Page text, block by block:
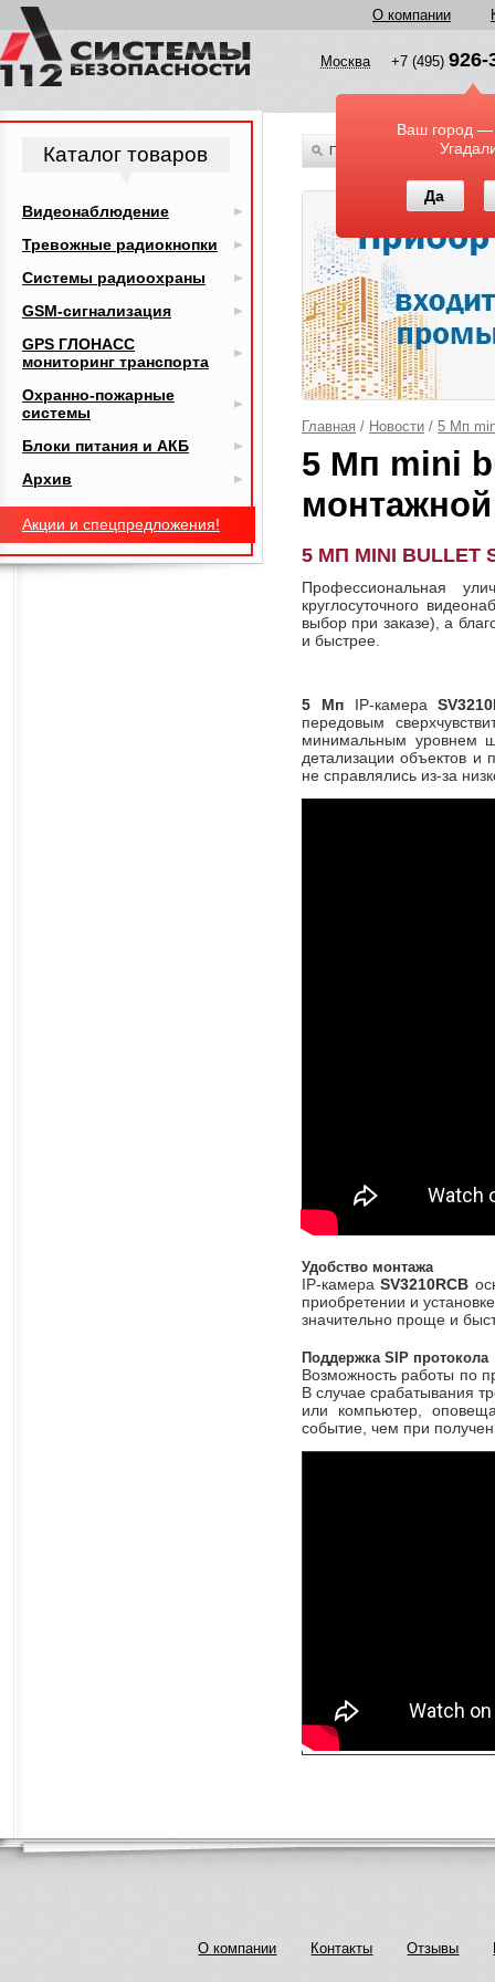
О компании
Москва +7 (495) 926-
Ваш город —
Да
По всему каталогу
Главная / Новости / 5 Мп
5 Мп mini
5 МП MINI
Профессиональная
круглосуточного
выбор при заказе), а
и быстрее.
5 МпIP-камера
передовым
минимальным уровнем
детализации объектов и
не справлялись из-за
Удобство монтажа
IP-камераSV3210RCB
приобретении и
значительно проще и
Поддержка SIP протокола
Возможность работы по
В случае срабатывания
или компьютер,
событие, чем при
Каталог товаров
Видеонаблюдение
Тревожные радиокнопки
Системы радиоохраны
GSM-сигнализация
GPS ГЛОНАСС
мониторинг транспорта
Охранно-пожарные
системы
Блоки питания и АКБ
Архив
Акции и спецпредложения!
О компании Контакты Отзывы